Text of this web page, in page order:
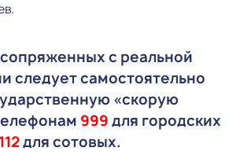
с реальной
следует самостоятельно
«скорую
999 для городских
112для сотовых.